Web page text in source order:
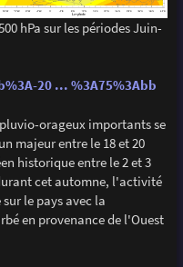
hPa sur les périodes Juin-
20 ... %3A75%3Abb
orageux importants se
majeur entre le 18 et 20
historique entre le 2 et 3
cet automne, l'activité
le pays avec la
en provenance de l'Ouest